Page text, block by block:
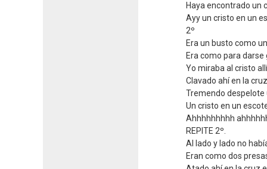
Haya encontrado un
Ayy un cristo en un
2º
Era un busto como
Era como para darse
Yo miraba al cristo
Clavado ahí en la
Tremendo despelote
Un cristo en un
Ahhhhhhhhh
REPITE 2º.
Al lado y lado no
Eran como dos